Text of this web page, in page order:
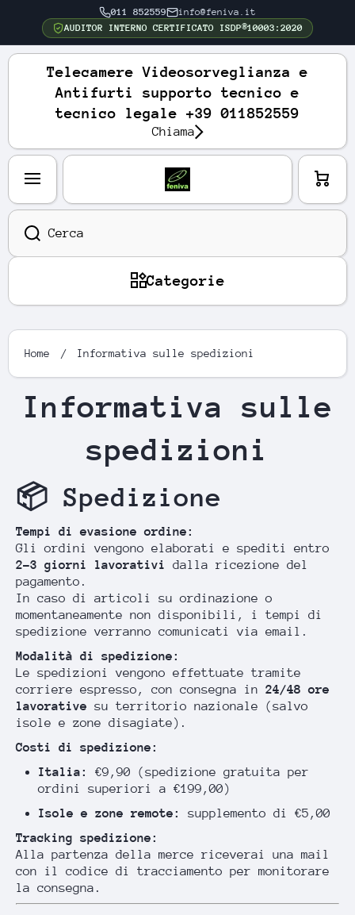
VAI DIRETTAMENTE AI CONTENUTI
011 852559
info@feniva.it
AUDITOR INTERNO CERTIFICATO ISDP®10003:2020
Telecamere Videosorveglianza e
Antifurti supporto tecnico e
tecnico legale +39 011852559
Chiama
Cerca
Carre
llo
Categorie
Home Informativa sulle spedizioni
Informativa sulle
spedizioni
📦 Spedizione
Tempi di evasione ordine:
Gli ordini vengono elaborati e spediti entro
2-3 giorni lavorativi
dalla ricezione del
pagamento.
In caso di articoli su ordinazione o
momentaneamente non disponibili, i tempi di
spedizione verranno comunicati via email.
Modalità di spedizione:
Le spedizioni vengono effettuate tramite
corriere espresso, con consegna in 24/48 ore
lavorative su territorio nazionale (salvo
isole e zone disagiate).
Costi di spedizione:
Italia:
€9,90 (spedizione gratuita per
ordini superiori a €199,00)
Isole e zone remote:
supplemento di €5,00
Tracking spedizione:
Alla partenza della merce riceverai una mail
con il codice di tracciamento per monitorare
la consegna.